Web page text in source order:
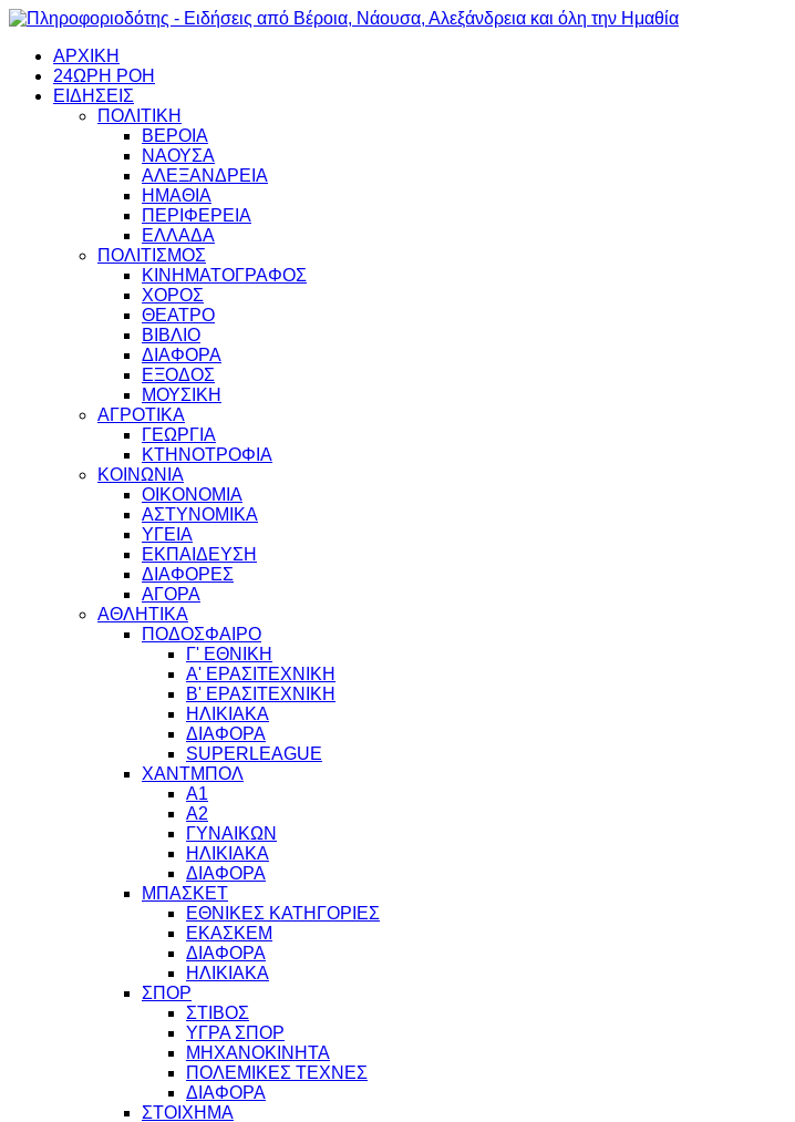
ΑΡΧΙΚΗ
24ΩΡΗ ΡΟΗ
ΕΙΔΗΣΕΙΣ
ΠΟΛΙΤΙΚΗ
ΒΕΡΟΙΑ
ΝΑΟΥΣΑ
ΑΛΕΞΑΝΔΡΕΙΑ
ΗΜΑΘΙΑ
ΠΕΡΙΦΕΡΕΙΑ
ΕΛΛΑΔΑ
ΠΟΛΙΤΙΣΜΟΣ
ΚΙΝΗΜΑΤΟΓΡΑΦΟΣ
ΧΟΡΟΣ
ΘΕΑΤΡΟ
ΒΙΒΛΙΟ
ΔΙΑΦΟΡΑ
ΕΞΟΔΟΣ
ΜΟΥΣΙΚΗ
ΑΓΡΟΤΙΚΑ
ΓΕΩΡΓΙΑ
ΚΤΗΝΟΤΡΟΦΙΑ
ΚΟΙΝΩΝΙΑ
ΟΙΚΟΝΟΜΙΑ
ΑΣΤΥΝΟΜΙΚΑ
ΥΓΕΙΑ
ΕΚΠΑΙΔΕΥΣΗ
ΔΙΑΦΟΡΕΣ
ΑΓΟΡΑ
ΑΘΛΗΤΙΚΑ
ΠΟΔΟΣΦΑΙΡΟ
Γ' ΕΘΝΙΚΗ
Α' ΕΡΑΣΙΤΕΧΝΙΚΗ
Β' ΕΡΑΣΙΤΕΧΝΙΚΗ
ΗΛΙΚΙΑΚΑ
ΔΙΑΦΟΡΑ
SUPERLEAGUE
ΧΑΝΤΜΠΟΛ
Α1
Α2
ΓΥΝΑΙΚΩΝ
ΗΛΙΚΙΑΚΑ
ΔΙΑΦΟΡΑ
ΜΠΑΣΚΕΤ
ΕΘΝΙΚΕΣ ΚΑΤΗΓΟΡΙΕΣ
ΕΚΑΣΚΕΜ
ΔΙΑΦΟΡΑ
ΗΛΙΚΙΑΚΑ
ΣΠΟΡ
ΣΤΙΒΟΣ
ΥΓΡΑ ΣΠΟΡ
ΜΗΧΑΝΟΚΙΝΗΤΑ
ΠΟΛΕΜΙΚΕΣ ΤΕΧΝΕΣ
ΔΙΑΦΟΡΑ
ΣΤΟΙΧΗΜΑ